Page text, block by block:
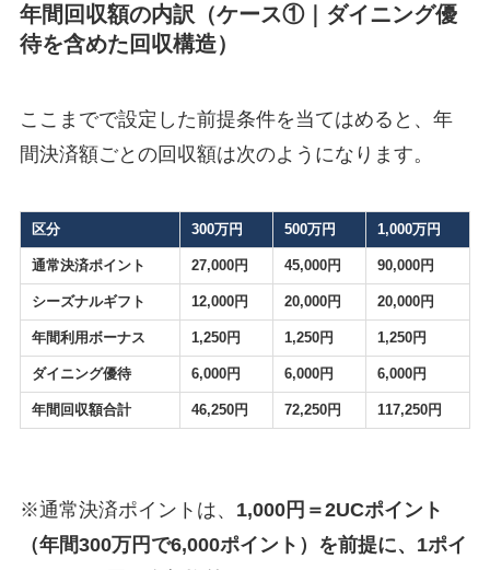
年間回収額の内訳（ケース①｜ダイニング優
待を含めた回収構造）
ここまでで設定した前提条件を当てはめると、年
間決済額ごとの回収額は次のようになります。
区分 300万円 500万円 1,000万円
通常決済ポイント 27,000円 45,000円 90,000円
シーズナルギフト 12,000円 20,000円 20,000円
年間利用ボーナス 1,250円 1,250円 1,250円
ダイニング優待 6,000円 6,000円 6,000円
年間回収額合計 46,250円 72,250円 117,250円
※通常決済ポイントは、 1,000円＝2UCポイント
（年間300万円で6,000ポイント）を前提に、1ポイ